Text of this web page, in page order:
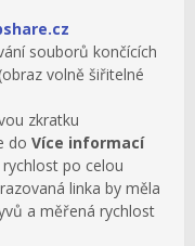
souborů končících
volně šiřitelné
zkratku
do Více informací
po celou
linka by měla
a měřená rychlost